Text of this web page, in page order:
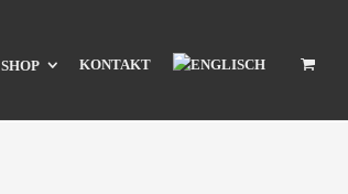
SHOP KONTAKT